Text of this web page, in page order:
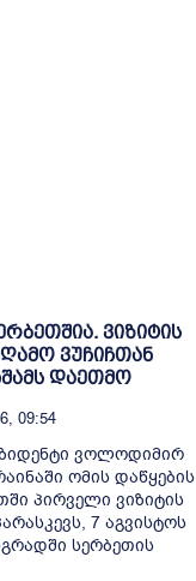
ვიზიტის
ვუჩიჩთან
დაეთმო
09:54
ვოლოდიმირ
ომის დაწყების
პირველი ვიზიტის
7 აგვისტოს
სერბეთის